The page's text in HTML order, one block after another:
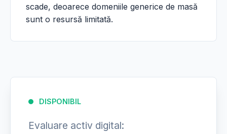
scade, deoarece domeniile generice de masă
sunt o resursă limitată.
DISPONIBIL
Evaluare activ digital: